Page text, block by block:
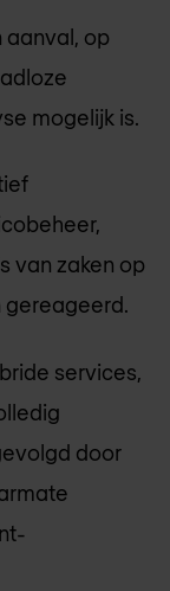
aanval, op
mogelijk is.
van zaken op
gereageerd.
services,
door